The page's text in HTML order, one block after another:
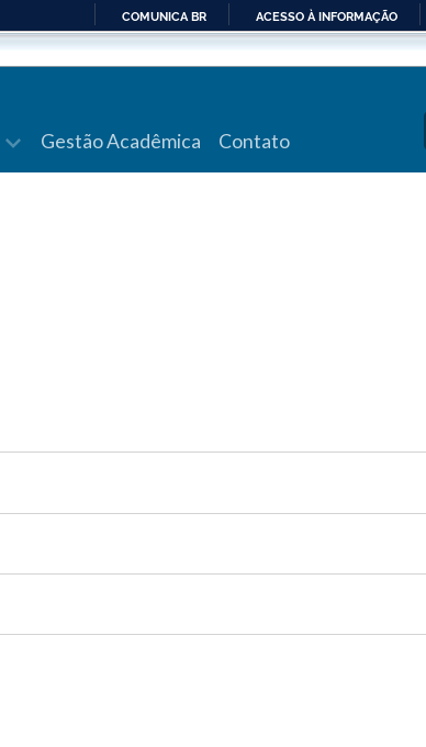
PARA
COMUNICA BR ACESSO À INFORMAÇÃO
Gestão Acadêmica Contato